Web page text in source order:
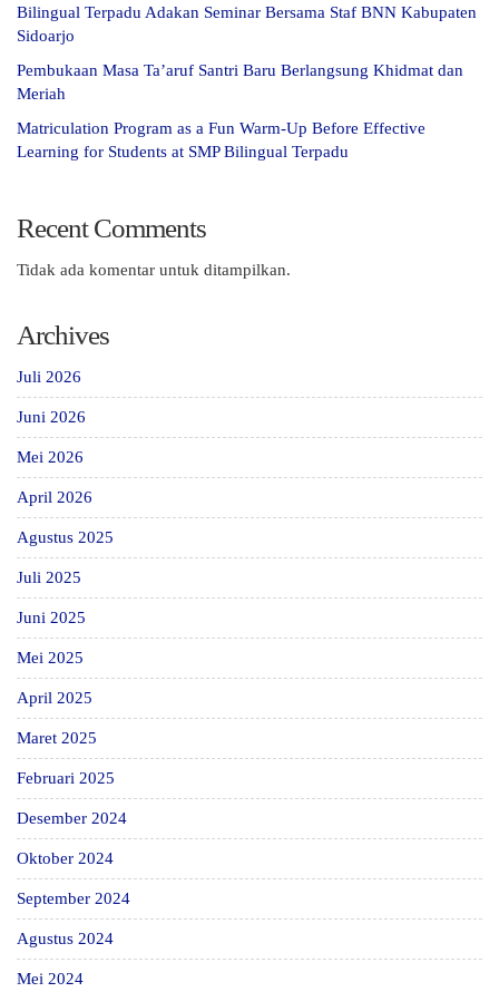
Bilingual Terpadu Adakan Seminar Bersama Staf BNN Kabupaten
Sidoarjo
Pembukaan Masa Ta’aruf Santri Baru Berlangsung Khidmat dan
Meriah
Matriculation Program as a Fun Warm-Up Before Effective
Learning for Students at SMP Bilingual Terpadu
Recent Comments
Tidak ada komentar untuk ditampilkan.
Archives
Juli 2026
Juni 2026
Mei 2026
April 2026
Agustus 2025
Juli 2025
Juni 2025
Mei 2025
April 2025
Maret 2025
Februari 2025
Desember 2024
Oktober 2024
September 2024
Agustus 2024
Mei 2024